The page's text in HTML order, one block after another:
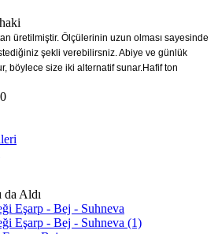
üretilmiştir. Ölçülerinin uzun olması sayesinde
şekli verebilirsniz. Abiye ve günlük
böylece size iki alternatif sunar.Hafif ton
Aldı